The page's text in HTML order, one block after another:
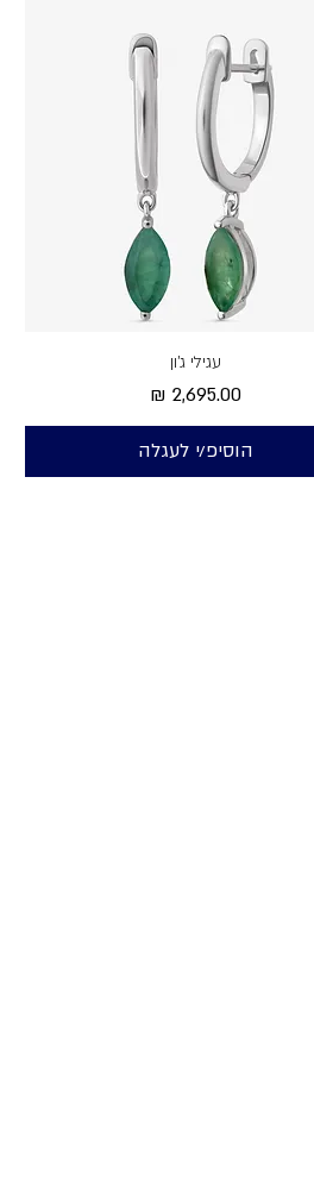
עגילי ג'ון
מחיר
הוסיפ/י לעגלה